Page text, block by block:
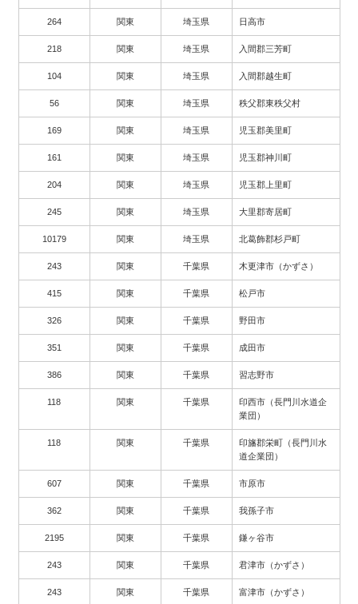
264 関東 埼玉県 日高市
218 関東 埼玉県 入間郡三芳町
104 関東 埼玉県 入間郡越生町
56 関東 埼玉県 秩父郡東秩父村
169 関東 埼玉県 児玉郡美里町
161 関東 埼玉県 児玉郡神川町
204 関東 埼玉県 児玉郡上里町
245 関東 埼玉県 大里郡寄居町
10179 関東 埼玉県 北葛飾郡杉戸町
243 関東 千葉県 木更津市（かずさ）
415 関東 千葉県 松戸市
326 関東 千葉県 野田市
351 関東 千葉県 成田市
386 関東 千葉県 習志野市
118 関東 千葉県
印西市（長門川水道企
業団）
118 関東 千葉県
印旛郡栄町（長門川水
道企業団）
607 関東 千葉県 市原市
362 関東 千葉県 我孫子市
2195 関東 千葉県 鎌ヶ谷市
243 関東 千葉県 君津市（かずさ）
243 関東 千葉県 富津市（かずさ）